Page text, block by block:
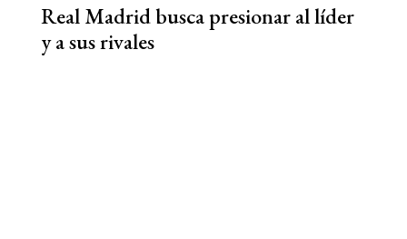
Real Madrid busca presionar al líder
y a sus rivales